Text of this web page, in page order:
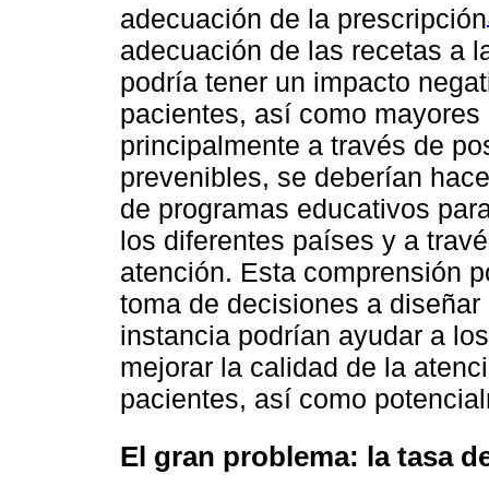
adecuación de la prescripción
adecuación de las recetas a
podría tener un impacto
pacientes, así como
principalmente a través de
prevenibles, se deberían
de programas educativos
los diferentes países y a
atención. Esta comprensión
toma de decisiones a
instancia podrían ayudar a
mejorar la calidad de la
pacientes, así como
El gran problema: la tasa